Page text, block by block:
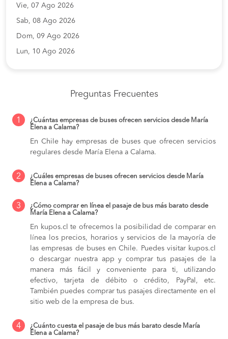
Vie, 07 Ago 2026
Sab, 08 Ago 2026
Dom, 09 Ago 2026
Lun, 10 Ago 2026
Preguntas Frecuentes
1
¿Cuántas empresas de buses ofrecen servicios desde María
Elena a Calama?
En Chile hay empresas de buses que ofrecen servicios
regulares desde María Elena a Calama.
2
¿Cuáles empresas de buses ofrecen servicios desde María
Elena a Calama?
3
¿Cómo comprar en línea el pasaje de bus más barato desde
María Elena a Calama?
En kupos.cl te ofrecemos la posibilidad de comparar en
línea los precios, horarios y servicios de la mayoría de
las empresas de buses en Chile. Puedes visitar kupos.cl
o descargar nuestra app y comprar tus pasajes de la
manera más fácil y conveniente para ti, utilizando
efectivo, tarjeta de débito o crédito, PayPal, etc.
También puedes comprar tus pasajes directamente en el
sitio web de la empresa de bus.
4
¿Cuánto cuesta el pasaje de bus más barato desde María
Elena a Calama?